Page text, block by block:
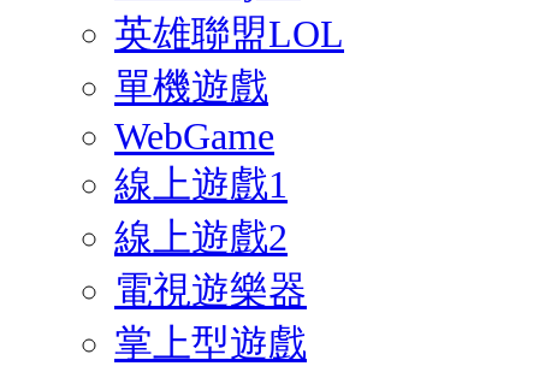
英雄聯盟LOL
單機遊戲
WebGame
線上遊戲1
線上遊戲2
電視遊樂器
掌上型遊戲